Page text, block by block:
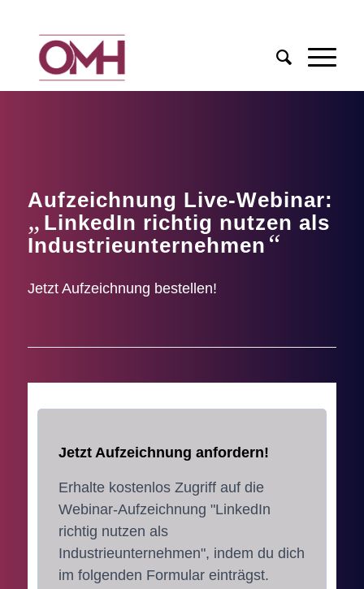
Aufzeichnung Live-Webinar:
„ LinkedIn richtig nutzen als
Industrieunternehmen “
Jetzt Aufzeichnung bestellen!
Jetzt Aufzeichnung anfordern!
Erhalte kostenlos Zugriff auf die
Webinar-Aufzeichnung "LinkedIn
richtig nutzen als
Industrieunternehmen", indem du dich
im folgenden Formular einträgst.